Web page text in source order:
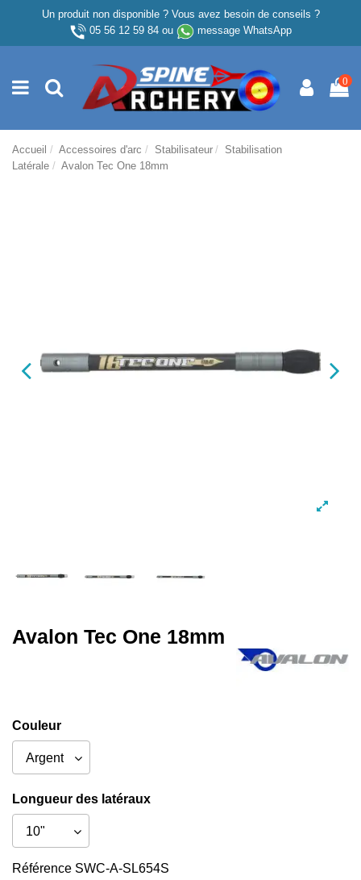
Un produit non disponible ? Vous avez besoin de conseils ?
05 56 12 59 84ou message WhatsApp
0
Accueil Accessoires d'arc Stabilisateur
Stabilisation
Latérale
Avalon Tec One 18mm
Avalon Tec One 18mm
Couleur
Longueur des latéraux
Référence SWC-A-SL654S